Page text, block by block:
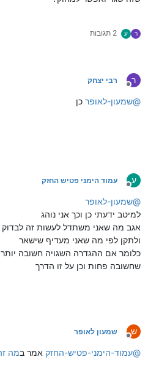
ר ע 2 תגובות
ר
מנותק
רבי יצחק
@שמעון-לאופר כן
ע
מנותק
עמוד הימני פטיש החזק
@שמעון-לאופר
למיטב ידעתי כן וכך אני נוהג
אגב מה שאני משתדל לעשות זה
ולתקן לפי מה שאני מעדיף שישאר
כלומר אם ההגדרה השגויה חשובה
שחשובה פחות וכן על זו הדרך
ש
מנותק
שמעון לאופר
@עמוד-הימני-פטיש-החזק אמר במה